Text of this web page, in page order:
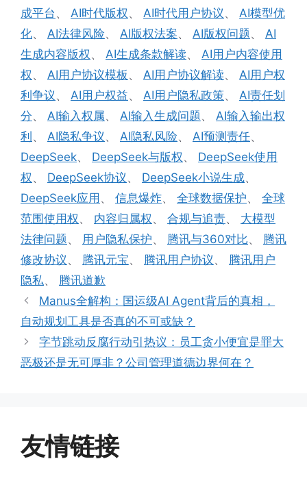
成平台 、 AI时代版权 、 AI时代用户协议 、 AI模型优
化、 AI法律风险、 AI版权法案、 AI版权问题、 AI
生成内容版权 、 AI生成条款解读、 AI用户内容使用
权 、 AI用户协议模板 、 AI用户协议解读、 AI用户权
利争议 、 AI用户权益、 AI用户隐私政策、 AI责任划
分、 AI输入权属、 AI输入生成问题、 AI输入输出权
利、 AI隐私争议 、 AI隐私风险、 AI预测责任、
DeepSeek、 DeepSeek与版权 、 DeepSeek使用
权 、 DeepSeek协议 、 DeepSeek小说生成、
DeepSeek应用 、 信息爆炸、 全球数据保护、 全球
范围使用权 、 内容归属权 、 合规与追责、 大模型
法律问题、 用户隐私保护、 腾讯与360对比、 腾讯
修改协议 、 腾讯元宝、 腾讯用户协议 、 腾讯用户
隐私、 腾讯道歉
Manus全解构：国运级AI Agent背后的真相，
自动规划工具是否真的不可或缺？
字节跳动反腐行动引热议：员工贪小便宜是罪大
恶极还是无可厚非？公司管理道德边界何在？
友情链接